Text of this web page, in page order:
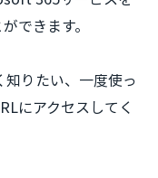
できます。
りたい、一度使っ
にアクセスしてく